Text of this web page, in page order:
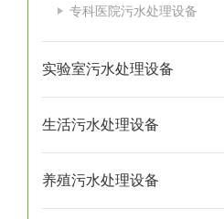
专科医院污水处理设备
实验室污水处理设备
生活污水处理设备
养殖污水处理设备